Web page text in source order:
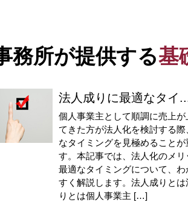
務所が提供する基
法人成りに最適なタイ
個人事業主として順調に売上が
てきた方が法人化を検討する際
なタイミングを見極めることが
す。本記事では、法人化のメリ
最適なタイミングについて、わ
すく解説します。法人成りとは
りとは個人事業主 […]